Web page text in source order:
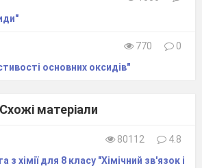
770
0
основних оксидів"
Схожі матеріали
80112
4.8
з хімії для 8 класу "Хімічний зв'язок і